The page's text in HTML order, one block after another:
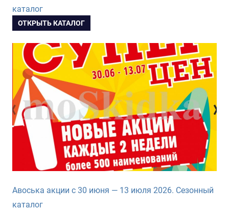
каталог
ОТКРЫТЬ КАТАЛОГ
Авоська акции с 30 июня — 13 июля 2026. Сезонный
каталог